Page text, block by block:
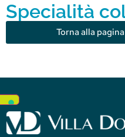
Specialità
Torna alla